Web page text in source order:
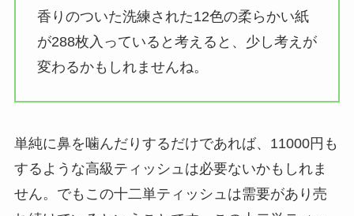
香りのついた洗練された12色の柔らかい紙
が288枚入っていると考えると、少し考えが
変わるかもしれませんね。
単純に鼻を噛んだりするだけであれば、11000円も
するような高級ティッシュは必要ないかもしれま
せん。でもこの十二単ティッシュは需要があり売